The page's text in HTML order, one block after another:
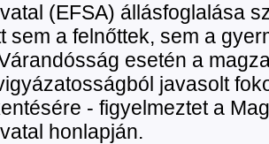
(EFSA) állásfoglalása
sem a felnőttek, sem a
esetén a
javasolt
- figyelmeztet a
honlapján.